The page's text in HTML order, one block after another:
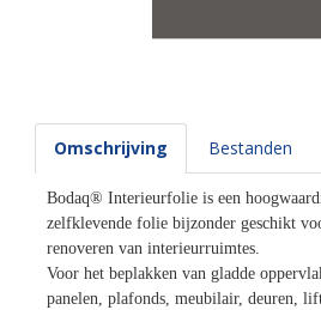
Omschrijving Bestanden
Bodaq® Interieurfolie is een
zelfklevende folie bijzonder geschikt
renoveren van interieurruimtes.
Voor het beplakken van gladde
panelen, plafonds, meubilair, deuren,